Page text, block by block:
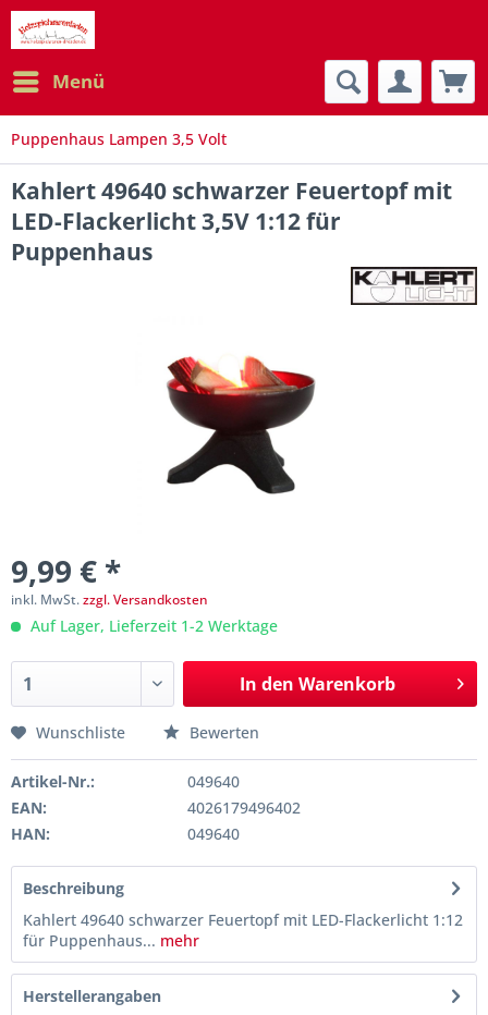
Menü
Puppenhaus Lampen 3,5 Volt
Kahlert 49640 schwarzer Feuertopf mit
LED-Flackerlicht 3,5V 1:12 für
Puppenhaus
9,99 € *
inkl. MwSt.zzgl. Versandkosten
Auf Lager, Lieferzeit 1-2 Werktage
In den Warenkorb
Wunschliste Bewerten
Artikel-Nr.:
049640
EAN:
4026179496402
HAN:
049640
Beschreibung
Kahlert 49640 schwarzer Feuertopf mit LED-Flackerlicht 1:12
für Puppenhaus... mehr
Herstellerangaben